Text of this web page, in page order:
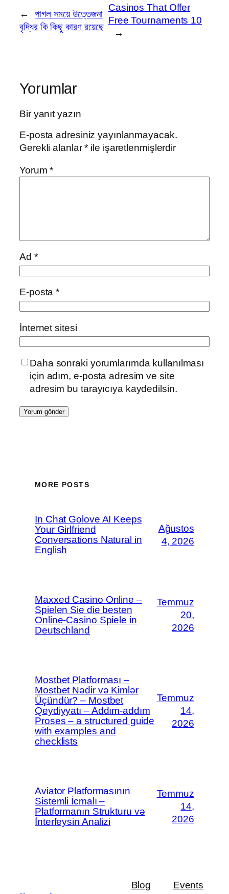
←
পাগল সময়ে উত্তেজনা
বৃদ্ধির কি কিছু কারণ রয়েছে
Casinos That Offer
Free Tournaments 10
→
Yorumlar
Bir yanıt yazın
E-posta adresiniz yayınlanmayacak.
Gerekli alanlar* ile işaretlenmişlerdir
Yorum*
Ad *
E-posta*
İnternet sitesi
Daha sonraki yorumlarımda kullanılması
için adım, e-posta adresim ve site
adresim bu tarayıcıya kaydedilsin.
MORE POSTS
In Chat Golove AI Keeps
Your Girlfriend
Conversations Natural in
English
Ağustos
4, 2026
Maxxed Casino Online –
Spielen Sie die besten
Online-Casino Spiele in
Deutschland
Temmuz
20,
2026
Mostbet Platforması –
Mostbet Nədir və Kimlər
Üçündür? – Mostbet
Qeydiyyatı – Addım-addım
Proses – a structured guide
with examples and
checklists
Temmuz
14,
2026
Aviator Platformasının
Sistemli İcmalı –
Platformanın Strukturu və
İnterfeysin Analizi
Temmuz
14,
2026
Blog
Events